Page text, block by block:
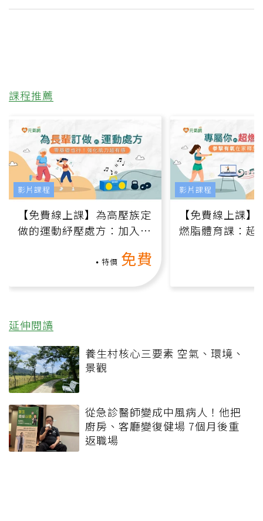
課程推薦
【免費線上課】為高壓族定
做的運動紓壓處方：加入行
特價 免費
影片課程
【免費線上課
燃脂體育課：超
影片課程
延伸閱讀
養生村核心三要素 空氣、環境、
景觀
從急診醫師變成中風病人！他把
廚房、客廳變復健場 7個月後重
返職場